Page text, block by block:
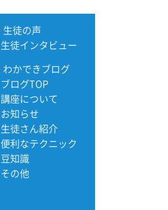
生徒の声
生徒インタビュー
わかできブログ
ブログTOP
講座について
お知らせ
生徒さん紹介
便利なテクニック
豆知識
その他